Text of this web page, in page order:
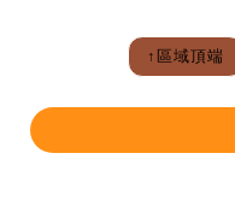
↑區域頂端